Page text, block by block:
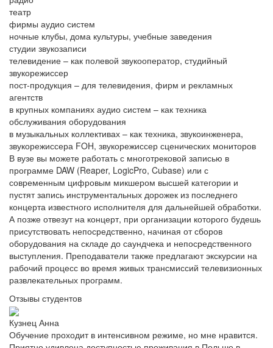
театр
фирмы аудио систем
ночные клубы, дома культуры, учебные заведения
студии звукозаписи
телевидение – как полевой звукооператор, студийный
звукорежиссер
пост-продукция – для телевидения, фирм и рекламных
агентств
в крупных компаниях аудио систем – как техника
обслуживания оборудования
в музыкальных коллективах – как техника, звукоинженера,
звукорежиссера FOH, звукорежиссер сценических мониторов
В вузе вы можете работать с многотрековой записью в
программе DAW (Reaper, LogicPro, Cubase) или с
современным цифровым микшером высшей категории и
пустят запись инструментальных дорожек из последнего
концерта известного исполнителя для дальнейшей обработки.
А позже отвезут на концерт, при организации которого будешь
присутствовать непосредственно, начиная от сборов
оборудования на складе до саундчека и непосредственного
выступления. Преподаватели также предлагают экскурсии на
рабочий процесс во время живых трансмиссий телевизионных
развлекательных программ.
Отзывы студентов
Кузнец Анна
Обучение проходит в интенсивном режиме, но мне нравится.